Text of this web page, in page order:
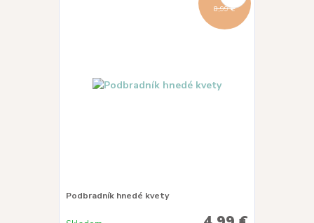
8,99 €
Podbradník hnedé kvety